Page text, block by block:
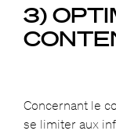
3)
Concernant le
se limiter aux